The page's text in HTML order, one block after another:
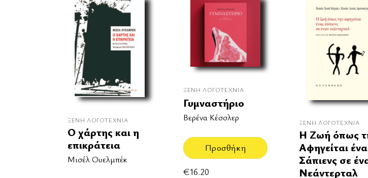
ΞΈΝΗ ΛΟΓΟΤΕΧΝΊΑ
Ο χάρτης και η
επικράτεια
Μισέλ Ουελμπέκ
ΞΈΝΗ ΛΟΓΟΤΕΧΝΊΑ
Γυμναστήριο
Βερένα Κέσσλερ
Προσθήκη
€16.20
ΞΈΝΗ ΛΟΓΟΤΕΧΝΊΑ
Η Ζωή όπως
Αφηγείται
Σάπιενς σε
Νεάντερταλ